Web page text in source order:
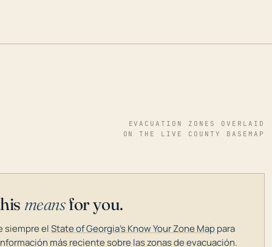
EVACUATION ZONES OVERLAID
ON THE LIVE COUNTY BASEMAP
meansfor you.
siempre elState of Georgia's Know Your Zone Mappara
más reciente sobre las zonas de evacuación.